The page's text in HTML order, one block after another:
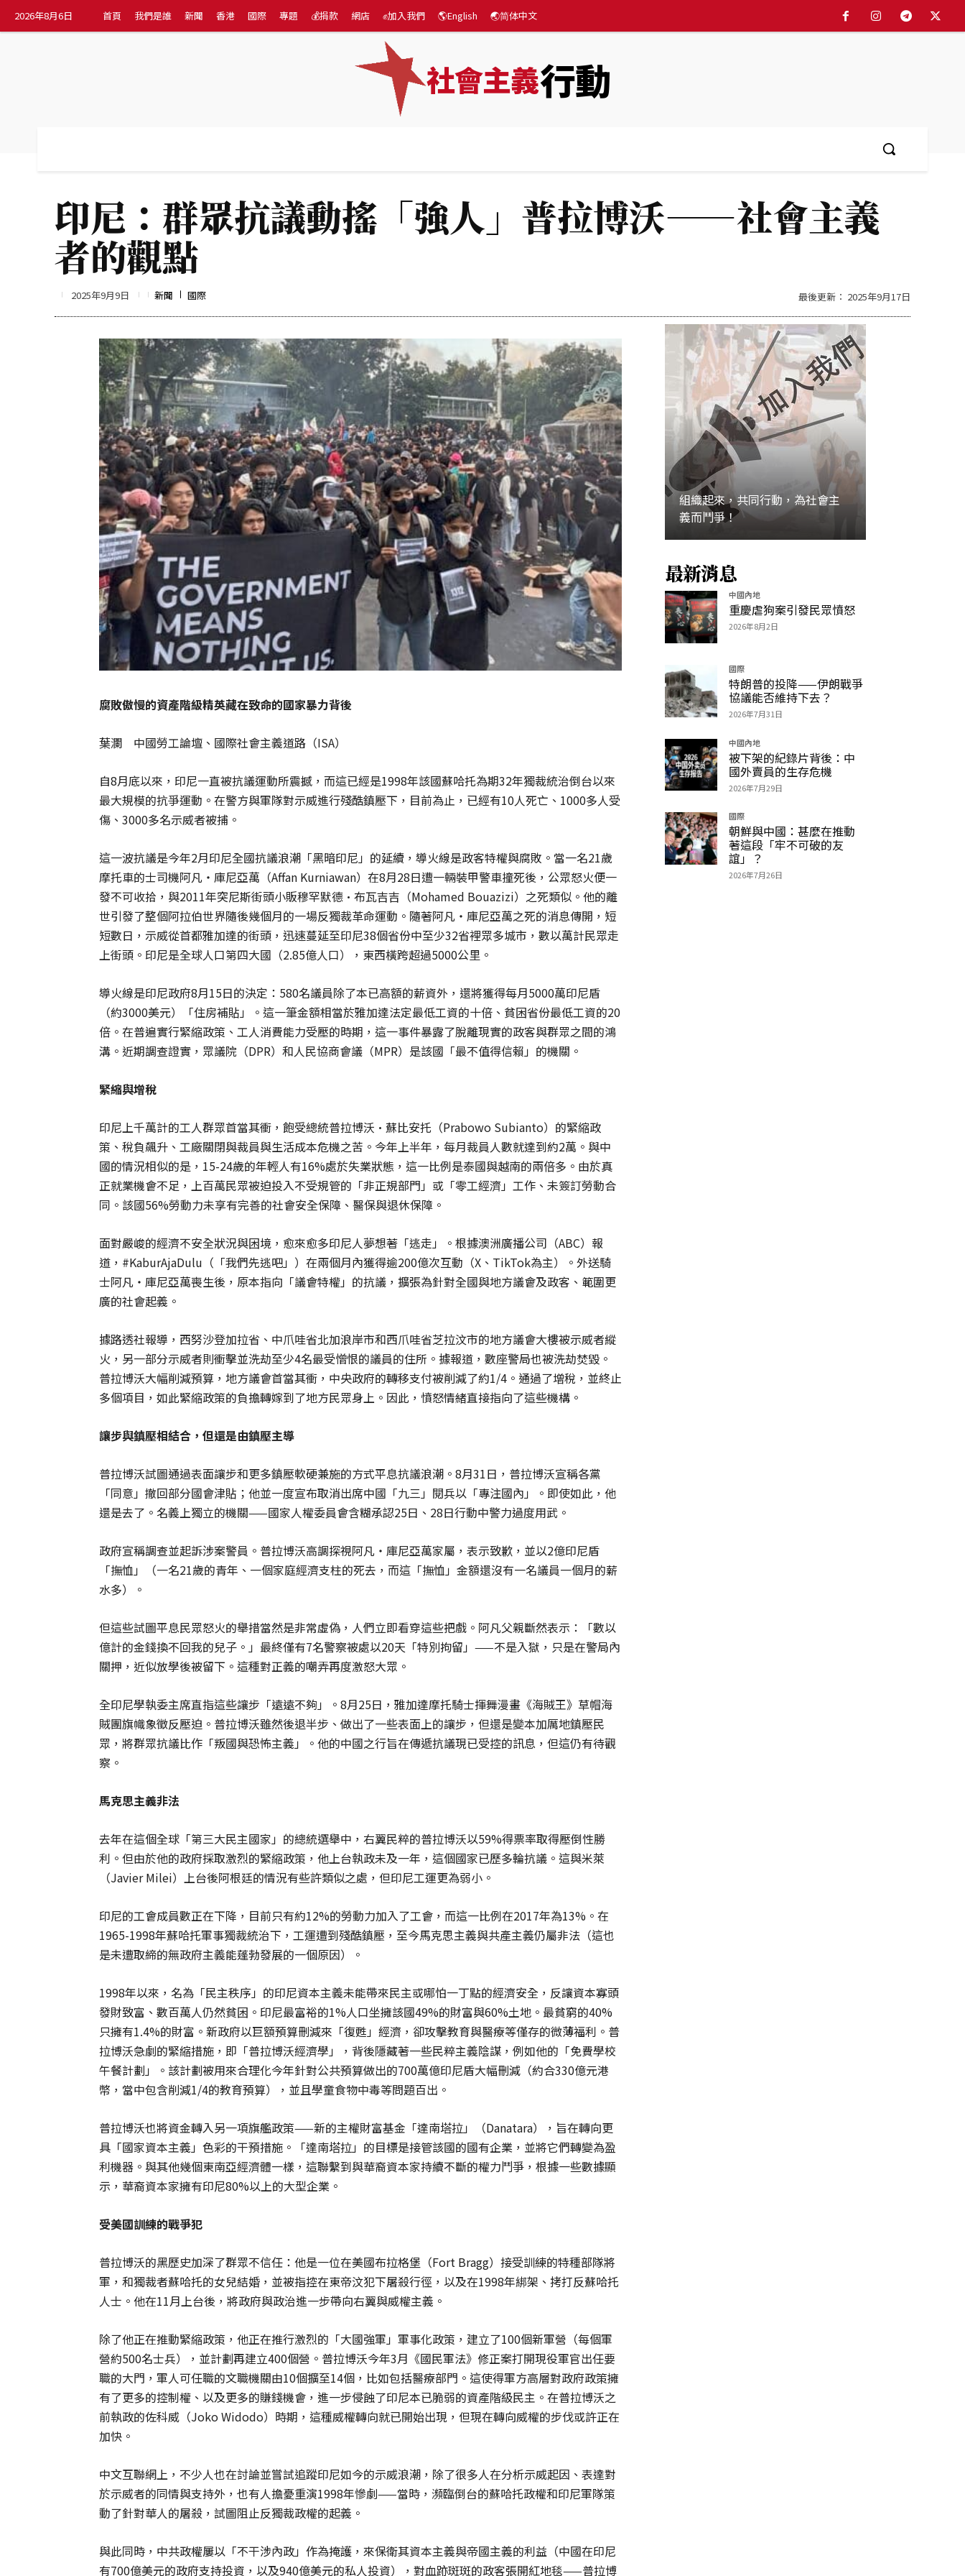
2026年8月6日 首頁 我們是誰 新聞 香港 國際 專題 💰捐款 網店 ✊加入我們 🌎English 🌏简体中文
社會主義行動
印尼：群眾抗議動搖「強人」普拉博沃——社會主義
者的觀點
2025年9月9日 最後更新： 2025年9月17日
新聞 國際
腐敗傲慢的資產階級精英藏在致命的國家暴力背後
葉瀾 中國勞工論壇、國際社會主義道路（ISA）
自8月底以來，印尼一直被抗議運動所震撼，而這已經是1998年該國蘇哈托為期32年獨裁統治倒台以來
最大規模的抗爭運動。在警方與軍隊對示威進行殘酷鎮壓下，目前為止，已經有10人死亡、1000多人受
傷、3000多名示威者被捕。
這一波抗議是今年2月印尼全國抗議浪潮「黑暗印尼」的延續，導火線是政客特權與腐敗。當一名21歲
摩托車的士司機阿凡‧庫尼亞萬（Affan Kurniawan）在8月28日遭一輛裝甲警車撞死後，公眾怒火便一
發不可收拾，與2011年突尼斯街頭小販穆罕默德·布瓦吉吉（Mohamed Bouazizi）之死類似。他的離
世引發了整個阿拉伯世界隨後幾個月的一場反獨裁革命運動。隨著阿凡‧庫尼亞萬之死的消息傳開，短
短數日，示威從首都雅加達的街頭，迅速蔓延至印尼38個省份中至少32省裡眾多城市，數以萬計民眾走
上街頭。印尼是全球人口第四大國（2.85億人口），東西橫跨超過5000公里。
導火線是印尼政府8月15日的決定：580名議員除了本已高額的薪資外，還將獲得每月5000萬印尼盾
（約3000美元）「住房補貼」。這一筆金額相當於雅加達法定最低工資的十倍、貧困省份最低工資的20
倍。在普遍實行緊縮政策、工人消費能力受壓的時期，這一事件暴露了脫離現實的政客與群眾之間的鴻
溝。近期調查證實，眾議院（DPR）和人民協商會議（MPR）是該國「最不值得信賴」的機關。
緊縮與增稅
印尼上千萬計的工人群眾首當其衝，飽受總統普拉博沃·蘇比安托（Prabowo Subianto）的緊縮政
策、稅負飆升、工廠關閉與裁員與生活成本危機之苦。今年上半年，每月裁員人數就達到約2萬。與中
國的情況相似的是，15-24歲的年輕人有16%處於失業狀態，這一比例是泰國與越南的兩倍多。由於真
正就業機會不足，上百萬民眾被迫投入不受規管的「非正規部門」或「零工經濟」工作、未簽訂勞動合
同。該國56%勞動力未享有完善的社會安全保障、醫保與退休保障。
面對嚴峻的經濟不安全狀況與困境，愈來愈多印尼人夢想著「逃走」。根據澳洲廣播公司（ABC）報
道，#KaburAjaDulu（「我們先逃吧」）在兩個月內獲得逾200億次互動（X、TikTok為主）。外送騎
士阿凡‧庫尼亞萬喪生後，原本指向「議會特權」的抗議，擴張為針對全國與地方議會及政客、範圍更
廣的社會起義。
據路透社報導，西努沙登加拉省、中爪哇省北加浪岸市和西爪哇省芝拉汶市的地方議會大樓被示威者縱
火，另一部分示威者則衝擊並洗劫至少4名最受憎恨的議員的住所。據報道，數座警局也被洗劫焚毀。
普拉博沃大幅削減預算，地方議會首當其衝，中央政府的轉移支付被削減了約1/4。通過了增稅，並終止
多個項目，如此緊縮政策的負擔轉嫁到了地方民眾身上。因此，憤怒情緒直接指向了這些機構。
讓步與鎮壓相結合，但還是由鎮壓主導
普拉博沃試圖通過表面讓步和更多鎮壓軟硬兼施的方式平息抗議浪潮。8月31日，普拉博沃宣稱各黨
「同意」撤回部分國會津貼；他並一度宣布取消出席中國「九三」閱兵以「專注國內」。即使如此，他
還是去了。名義上獨立的機關——國家人權委員會含糊承認25日、28日行動中警力過度用武。
政府宣稱調查並起訴涉案警員。普拉博沃高調探視阿凡‧庫尼亞萬家屬，表示致歉，並以2億印尼盾
「撫恤」（一名21歲的青年、一個家庭經濟支柱的死去，而這「撫恤」金額還沒有一名議員一個月的薪
水多）。
但這些試圖平息民眾怒火的舉措當然是非常虛偽，人們立即看穿這些把戲。阿凡父親斷然表示：「數以
億計的金錢換不回我的兒子。」最終僅有7名警察被處以20天「特別拘留」——不是入獄，只是在警局內
關押，近似放學後被留下。這種對正義的嘲弄再度激怒大眾。
全印尼學執委主席直指這些讓步「遠遠不夠」。8月25日，雅加達摩托騎士揮舞漫畫《海賊王》草帽海
賊團旗幟象徵反壓迫。普拉博沃雖然後退半步、做出了一些表面上的讓步，但還是變本加厲地鎮壓民
眾，將群眾抗議比作「叛國與恐怖主義」。他的中國之行旨在傳遞抗議現已受控的訊息，但這仍有待觀
察。
馬克思主義非法
去年在這個全球「第三大民主國家」的總統選舉中，右翼民粹的普拉博沃以59%得票率取得壓倒性勝
利。但由於他的政府採取激烈的緊縮政策，他上台執政未及一年，這個國家已歷多輪抗議。這與米萊
（Javier Milei）上台後阿根廷的情況有些許類似之處，但印尼工運更為弱小。
印尼的工會成員數正在下降，目前只有約12%的勞動力加入了工會，而這一比例在2017年為13%。在
1965-1998年蘇哈托軍事獨裁統治下，工運遭到殘酷鎮壓，至今馬克思主義與共產主義仍屬非法（這也
是未遭取締的無政府主義能蓬勃發展的一個原因）。
1998年以來，名為「民主秩序」的印尼資本主義未能帶來民主或哪怕一丁點的經濟安全，反讓資本寡頭
發財致富、數百萬人仍然貧困。印尼最富裕的1%人口坐擁該國49%的財富與60%土地。最貧窮的40%
只擁有1.4%的財富。新政府以巨額預算刪減來「復甦」經濟，卻攻擊教育與醫療等僅存的微薄福利。普
拉博沃急劇的緊縮措施，即「普拉博沃經濟學」，背後隱藏著一些民粹主義陰謀，例如他的「免費學校
午餐計劃」。該計劃被用來合理化今年針對公共預算做出的700萬億印尼盾大幅刪減（約合330億元港
幣，當中包含削減1/4的教育預算），並且學童食物中毒等問題百出。
普拉博沃也將資金轉入另一項旗艦政策——新的主權財富基金「達南塔拉」（Danatara），旨在轉向更
具「國家資本主義」色彩的干預措施。「達南塔拉」的目標是接管該國的國有企業，並將它們轉變為盈
利機器。與其他幾個東南亞經濟體一樣，這聯繫到與華裔資本家持續不斷的權力鬥爭，根據一些數據顯
示，華裔資本家擁有印尼80%以上的大型企業。
受美國訓練的戰爭犯
普拉博沃的黑歷史加深了群眾不信任：他是一位在美國布拉格堡（Fort Bragg）接受訓練的特種部隊將
軍，和獨裁者蘇哈托的女兒結婚，並被指控在東帝汶犯下屠殺行徑，以及在1998年綁架、拷打反蘇哈托
人士。他在11月上台後，將政府與政治進一步帶向右翼與威權主義。
除了他正在推動緊縮政策，他正在推行激烈的「大國強軍」軍事化政策，建立了100個新軍營（每個軍
營約500名士兵），並計劃再建立400個營。普拉博沃今年3月《國民軍法》修正案打開現役軍官出任要
職的大門，軍人可任職的文職機關由10個擴至14個，比如包括醫療部門。這使得軍方高層對政府政策擁
有了更多的控制權、以及更多的賺錢機會，進一步侵蝕了印尼本已脆弱的資產階級民主。在普拉博沃之
前執政的佐科威（Joko Widodo）時期，這種威權轉向就已開始出現，但現在轉向威權的步伐或許正在
加快。
中文互聯網上，不少人也在討論並嘗試追蹤印尼如今的示威浪潮，除了很多人在分析示威起因、表達對
於示威者的同情與支持外，也有人擔憂重演1998年慘劇——當時，瀕臨倒台的蘇哈托政權和印尼軍隊策
動了針對華人的屠殺，試圖阻止反獨裁政權的起義。
與此同時，中共政權屢以「不干涉內政」作為掩護，來保衛其資本主義與帝國主義的利益（中國在印尼
有700億美元的政府支持投資，以及940億美元的私人投資），對血跡斑斑的政客張開紅地毯——普拉博
組織起來，共同行動，為社會主
義而鬥爭！
加入
最新消息
中國內地
重慶虐狗案引發民眾憤怒
2026年8月2日
國際
特朗普的投降——伊朗戰爭
協議能否維持下去？
2026年7月31日
中國內地
被下架的紀錄片背後：中
國外賣員的生存危機
2026年7月29日
國際
朝鮮與中國：甚麼在推動
著這段「牢不可破的友
誼」？
2026年7月26日